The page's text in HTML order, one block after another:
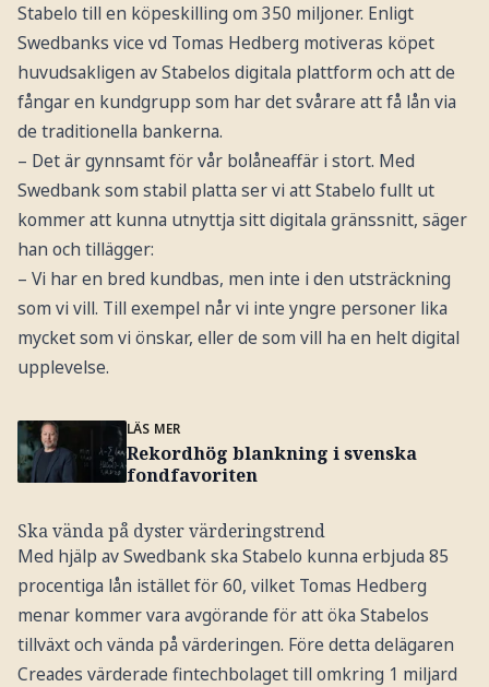
Stabelo till en köpeskilling om 350 miljoner. Enligt
Swedbanks vice vd Tomas Hedberg motiveras köpet
huvudsakligen av Stabelos digitala plattform och att de
fångar en kundgrupp som har det svårare att få lån via
de traditionella bankerna.
– Det är gynnsamt för vår bolåneaffär i stort. Med
Swedbank som stabil platta ser vi att Stabelo fullt ut
kommer att kunna utnyttja sitt digitala gränssnitt, säger
han och tillägger:
– Vi har en bred kundbas, men inte i den utsträckning
som vi vill. Till exempel når vi inte yngre personer lika
mycket som vi önskar, eller de som vill ha en helt digital
upplevelse.
LÄS MER
Rekordhög blankning i svenska
fondfavoriten
Ska vända på dyster värderingstrend
Med hjälp av Swedbank ska Stabelo kunna erbjuda 85
procentiga lån istället för 60, vilket Tomas Hedberg
menar kommer vara avgörande för att öka Stabelos
tillväxt och vända på värderingen. Före detta delägaren
Creades värderade fintechbolaget till omkring 1 miljard